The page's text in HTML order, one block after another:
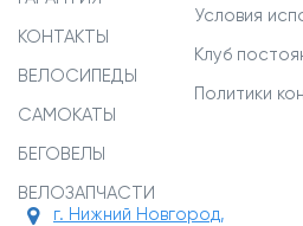
КОНТАКТЫ
ВЕЛОСИПЕДЫ
САМОКАТЫ
БЕГОВЕЛЫ
ВЕЛОЗАПЧАСТИ
Условия
Клуб
Политики
г. Нижний Новгород,